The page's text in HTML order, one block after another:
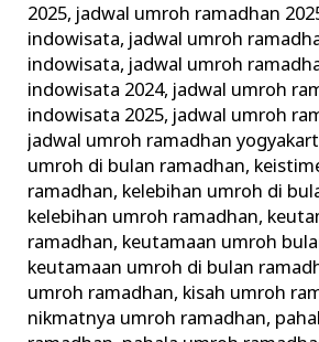
2025, jadwal umroh ramadhan
indowisata, jadwal umroh
indowisata, jadwal umroh
indowisata 2024, jadwal umroh
indowisata 2025, jadwal umroh
jadwal umroh ramadhan
umroh di bulan ramadhan,
ramadhan, kelebihan umroh di
kelebihan umroh ramadhan,
ramadhan, keutamaan umroh
keutamaan umroh di bulan
umroh ramadhan, kisah umroh
nikmatnya umroh ramadhan,